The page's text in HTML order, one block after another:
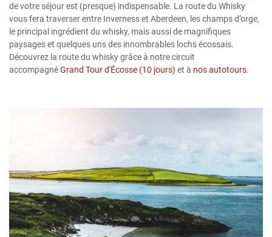
de votre séjour est (presque) indispensable. La route du Whisky
vous fera traverser entre Inverness et Aberdeen, les champs d’orge,
le principal ingrédient du whisky, mais aussi de magnifiques
paysages et quelques uns des innombrables lochs écossais.
Découvrez la route du whisky grâce à notre circuit
accompagnéGrand Tour d'Écosse (10 jours) et à nos autotours.